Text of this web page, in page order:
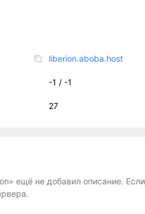
liberion.aboba.host
-1 / -1
27
ещё не добавил описание.